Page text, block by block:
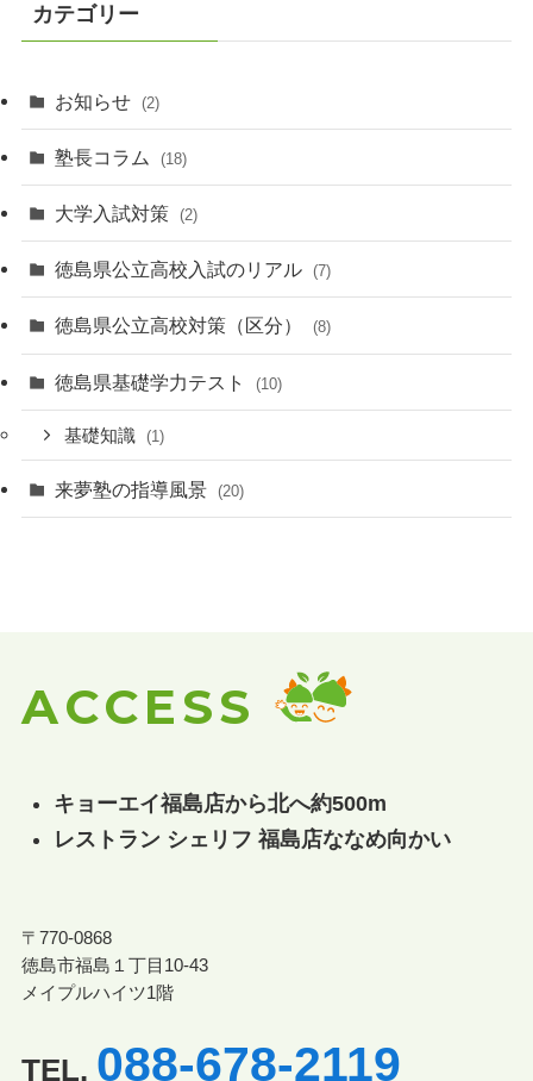
ブ
カテゴリー
お知らせ (2)
塾長コラム (18)
大学入試対策 (2)
徳島県公立高校入試のリアル (7)
徳島県公立高校対策（区分） (8)
徳島県基礎学力テスト (10)
基礎知識 (1)
来夢塾の指導風景 (20)
ACCESS
キョーエイ福島店から北へ約500m
レストラン シェリフ 福島店ななめ向かい
〒770-0868
徳島市福島１丁目10-43
メイプルハイツ1階
TEL. 088-678-2119